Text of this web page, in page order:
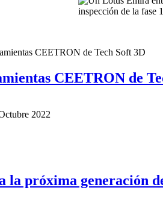
CEETRON de
2022
la próxima generación